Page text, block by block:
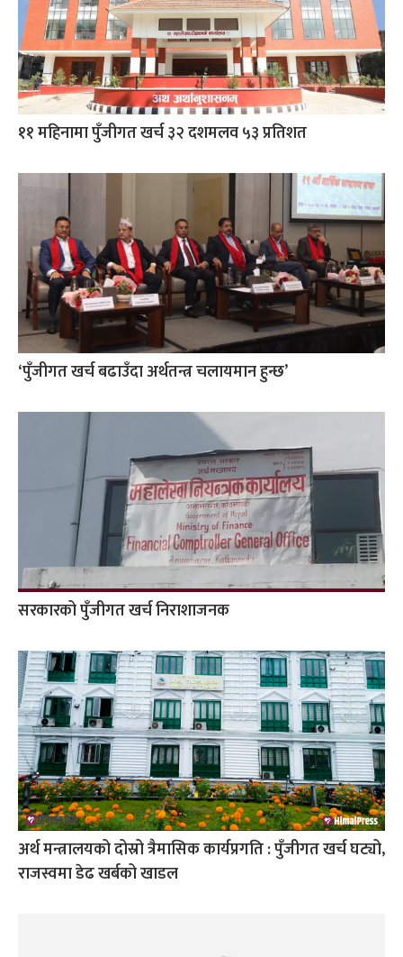
११ महिनामा पुँजीगत खर्च ३२ दशमलव ५३ प्रतिशत
‘पुँजीगत खर्च बढाउँदा अर्थतन्त्र चलायमान हुन्छ’
सरकारको पुँजीगत खर्च निराशाजनक
अर्थ मन्त्रालयको दोस्रो त्रैमासिक कार्यप्रगति : पुँजीगत खर्च घट्यो,
राजस्वमा डेढ खर्बको खाडल